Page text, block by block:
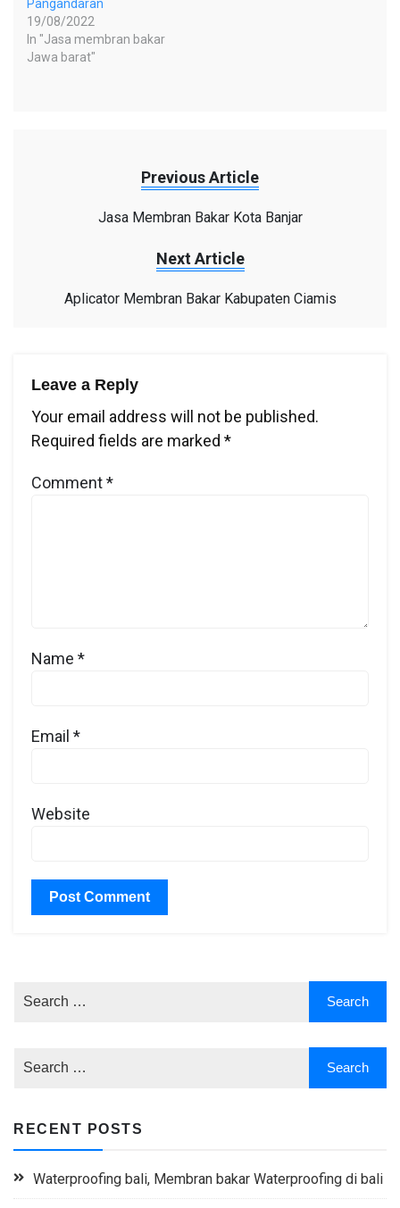
Pangandaran
19/08/2022
In "Jasa membran bakar
Jawa barat"
Previous Article
Jasa Membran Bakar Kota Banjar
Next Article
Aplicator Membran Bakar Kabupaten Ciamis
Leave a Reply
Your email address will not be published.
Required fields are marked *
Comment*
Name *
Email *
Website
RECENT POSTS
Waterproofing bali, Membran bakar Waterproofing di bali